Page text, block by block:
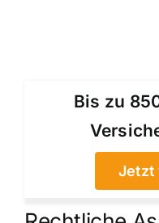
Bis zu
Jetzt